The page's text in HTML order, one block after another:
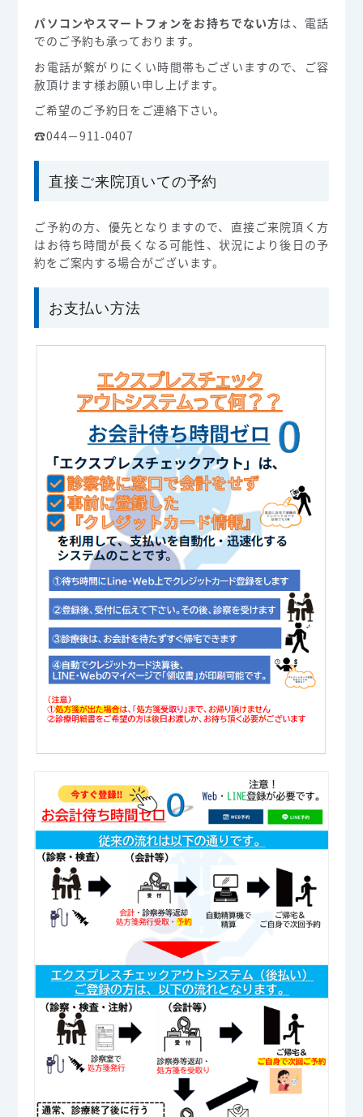
パソコンやスマートフォンをお持ちでない方は、電話
でのご予約も承っております。
お電話が繋がりにくい時間帯もございますので、ご容
赦頂けます様お願い申し上げます。
ご希望のご予約日をご連絡下さい。
☎044－911-0407
直接ご来院頂いての予約
ご予約の方、優先となりますので、直接ご来院頂く方
はお待ち時間が長くなる可能性、状況により後日の予
約をご案内する場合がございます。
お支払い方法